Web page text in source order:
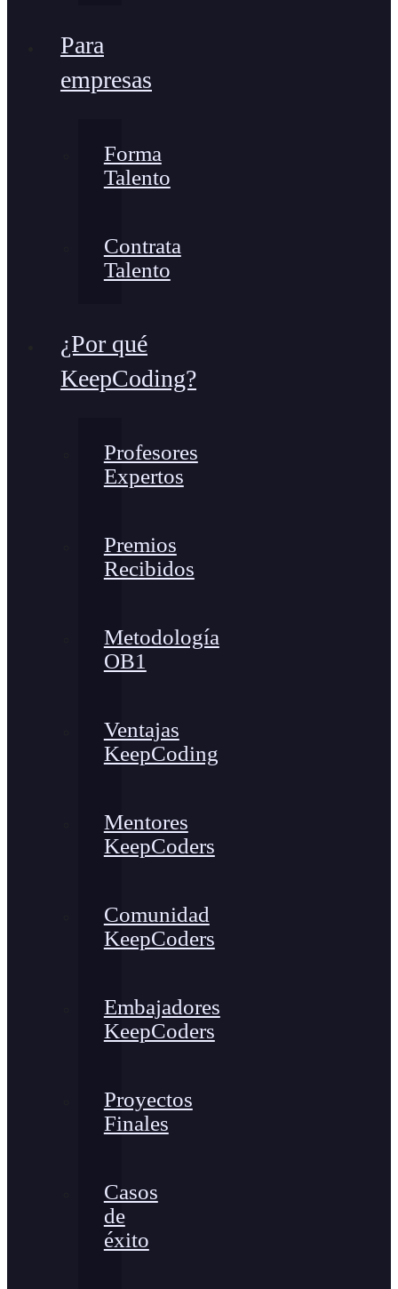
Para
empresas
Forma
Talento
Contrata
Talento
¿Por qué
KeepCoding?
Profesores
Expertos
Premios
Recibidos
Metodología
OB1
Ventajas
KeepCoding
Mentores
KeepCoders
Comunidad
KeepCoders
Embajadores
KeepCoders
Proyectos
Finales
Casos
de
éxito